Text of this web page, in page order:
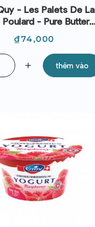
- Les Palets De La
Poulard - Pure Butter
Shortbreads 125g
Giá
₫74,000
add thêm vào